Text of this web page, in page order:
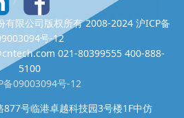
有限公司版权所有 2008-2024 沪ICP备
号-12
021-80399555 400-888-
5100
备09003094号-12
877号临港卓越科技园3号楼1F中仿